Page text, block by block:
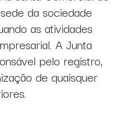
da sociedade
as atividades
A Junta
pelo registro,
de quaisquer